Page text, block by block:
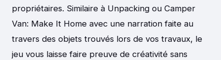
propriétaires. Similaire à Unpacking ou Camper
Van: Make It Home avec une narration faite au
travers des objets trouvés lors de vos travaux, le
jeu vous laisse faire preuve de créativité sans